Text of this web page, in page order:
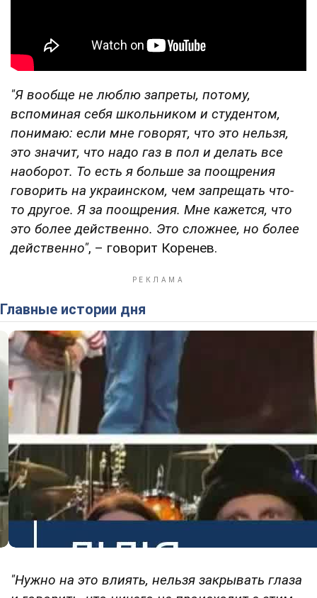
"Я вообще не люблю запреты, потому,
вспоминая себя школьником и студентом,
понимаю: если мне говорят, что это нельзя,
это значит, что надо газ в пол и делать все
наоборот. То есть я больше за поощрения
говорить на украинском, чем запрещать что-
то другое. Я за поощрения. Мне кажется, что
это более действенно. Это сложнее, но более
действенно", – говорит Коренев.
Главные истории дня
"Нужно на это влиять, нельзя закрывать глаза